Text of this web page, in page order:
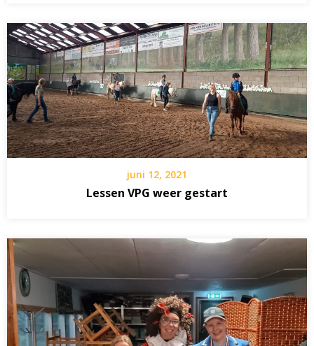
juni 12, 2021
Lessen VPG weer gestart